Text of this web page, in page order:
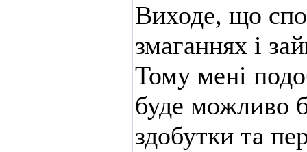
Виходе, що
змаганнях і
Тому мені
буде можливо
здобутки та